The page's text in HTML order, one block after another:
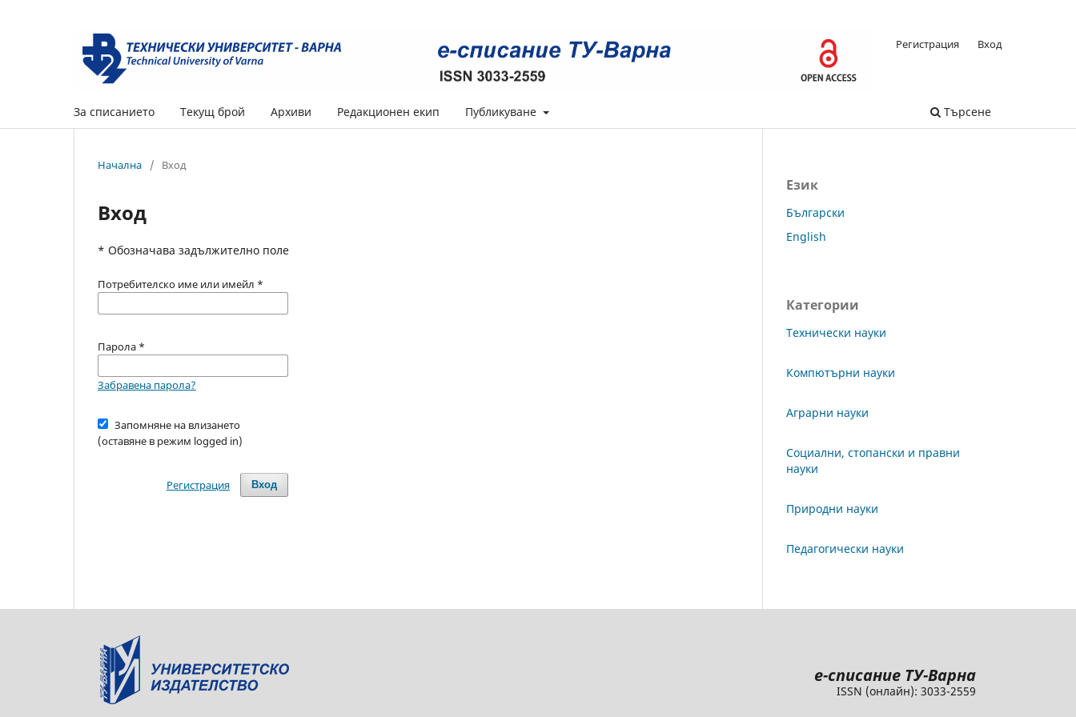
За списанието Текущ брой Архиви Редакционен екип Публикуване Търсене
Регистрация Вход
Начална / Вход
Вход
* Обозначава задължително поле
Потребителско име или имейл *
Парола *
Забравена парола?
Запомняне на влизането
(оставяне в режим logged in)
Вход
Регистрация
Език
Български
English
Категории
Технически науки
Компютърни науки
Аграрни науки
Социални, стопански и правни
науки
Природни науки
Педагогически науки
e-списание ТУ-Варна
ISSN (онлайн): 3033-2559